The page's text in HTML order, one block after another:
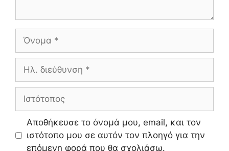
Όνομα
Ηλ.
Ιστότοπος
Αποθήκευσε το όνομά μου, email, και τον
ιστότοπο μου σε αυτόν τον πλοηγό για την
επόμενη φορά που θα σχολιάσω.